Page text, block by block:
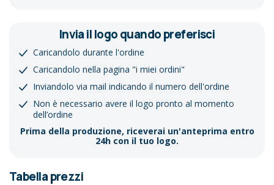
Invia il logo quando preferisci
Caricandolo durante l'ordine
Caricandolo nella pagina "i miei ordini"
Inviandolo via mail indicando il numero dell'ordine
Non è necessario avere il logo pronto al momento
dell’ordine
Prima della produzione, riceverai un'anteprima entro
24h con il tuo logo.
Tabella prezzi